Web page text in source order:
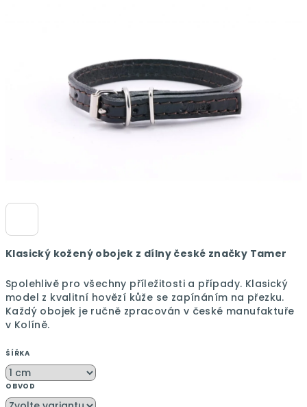
Klasický kožený obojek z dílny české značky Tamer
Spolehlivě pro všechny příležitosti a případy. Klasický
model z kvalitní hovězí kůže se zapínáním na přezku.
Každý obojek je ručně zpracován v české manufaktuře
v Kolíně.
ŠÍŘKA
OBVOD